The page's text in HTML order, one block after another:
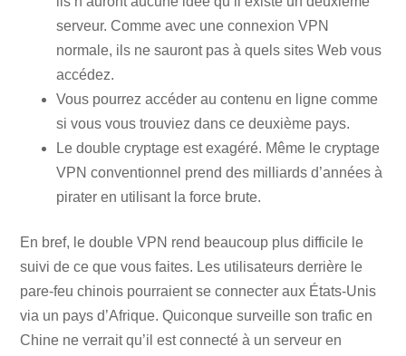
serveur. Comme avec une connexion VPN
normale, ils ne sauront pas à quels sites Web vous
accédez.
Vous pourrez accéder au contenu en ligne comme
si vous vous trouviez dans ce deuxième pays.
Le double cryptage est exagéré. Même le cryptage
VPN conventionnel prend des milliards d’années à
pirater en utilisant la force brute.
En bref, le double VPN rend beaucoup plus difficile le
suivi de ce que vous faites. Les utilisateurs derrière le
pare-feu chinois pourraient se connecter aux États-Unis
via un pays d’Afrique. Quiconque surveille son trafic en
Chine ne verrait qu’il est connecté à un serveur en